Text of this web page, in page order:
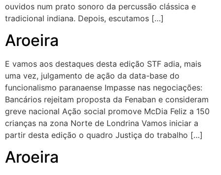
ouvidos num prato sonoro da percussão clássica e
tradicional indiana. Depois, escutamos […]
Aroeira
E vamos aos destaques desta edição STF adia, mais
uma vez, julgamento de ação da data-base do
funcionalismo paranaense Impasse nas negociações:
Bancários rejeitam proposta da Fenaban e consideram
greve nacional Ação social promove McDia Feliz a 150
crianças na zona Norte de Londrina Vamos iniciar a
partir desta edição o quadro Justiça do trabalho […]
Aroeira